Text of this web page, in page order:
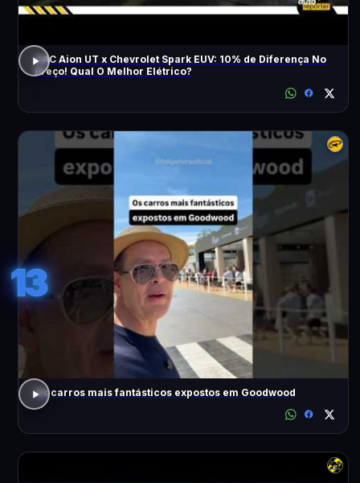
GAC Aion UT x Chevrolet Spark EUV: 10% de Diferença No
Preço! Qual O Melhor Elétrico?
13
Os carros mais fantásticos expostos em Goodwood